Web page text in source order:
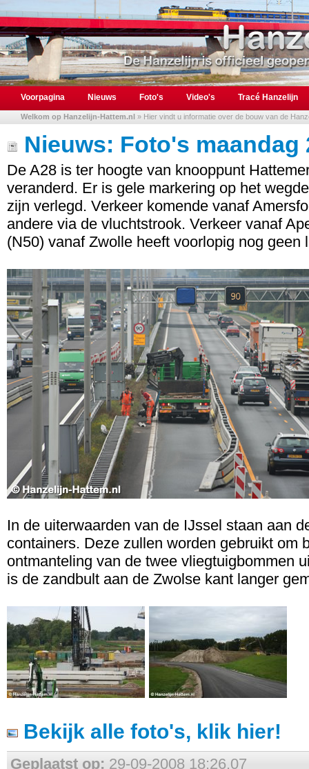
Voorpagina Nieuws Foto's Video's Tracé Hanzelijn
Welkom op Hanzelijn-Hattem.nl » Hier vindt u informatie over de bouw van de
Nieuws: Foto's maandag
De A28 is ter hoogte van knooppunt
veranderd. Er is gele markering op het
zijn verlegd. Verkeer komende vanaf
andere via de vluchtstrook. Verkeer vanaf
(N50) vanaf Zwolle heeft voorlopig nog geen
In de uiterwaarden van de IJssel staan aan
containers. Deze zullen worden gebruikt om
ontmanteling van de twee vliegtuigbommen
is de zandbult aan de Zwolse kant langer
Bekijk alle foto's, klik hier!
Geplaatst op: 29-09-2008 18:26.07